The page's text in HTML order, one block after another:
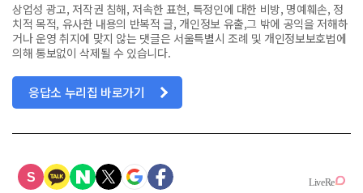
상업성 광고, 저작권 침해, 저속한 표현, 특정인에 대한 비방, 명예훼손, 정
치적 목적, 유사한 내용의 반복적 글, 개인정보 유출,그 밖에 공익을 저해하
거나 운영 취지에 맞지 않는 댓글은 서울특별시 조례 및 개인정보보호법에
의해 통보없이 삭제될 수 있습니다.
응답소 누리집 바로가기